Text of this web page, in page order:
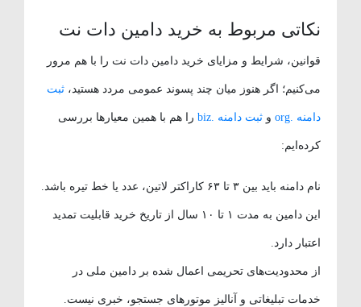
نکاتی مربوط به خرید دامین دات نت
قوانین، شرایط و مزایای خرید دامین دات نت را با هم مرور
می‌کنیم؛ اگر هنوز میان چند پسوند عمومی مردد هستید،ثبت
دامنه .org وثبت دامنه .biz را هم با همین معیارها بررسی
کرده‌ایم:
نام دامنه باید بین ۳ تا ۶۳ کاراکتر لاتین، عدد یا خط تیره باشد.
این دامین به مدت ۱ تا ۱۰ سال از تاریخ خرید قابلیت تمدید
اعتبار دارد.
از محدودیت‌های تحریمی اعمال شده بر دامین ملی در
خدمات تبلیغاتی و آنالیز موتورهای جستجو، خبری نیست.